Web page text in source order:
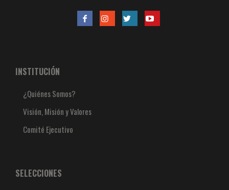
INSTITUCIÓN
¿Quiénes Somos?
Visión, Misión y Valores
Comité Ejecutivo
SELECCIONES